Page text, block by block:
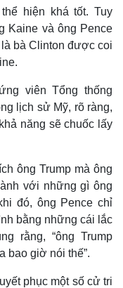
hiện khá tốt. Tuy
Kaine và ông Pence
bà Clinton được coi
viên Tổng thống
lịch sử Mỹ, rõ ràng,
năng sẽ chuốc lấy
ông Trump mà ông
với những gì ông
đó, ông Pence chỉ
bằng những cái lắc
rằng, “ông Trump
bao giờ nói thế”.
phục một số cử tri